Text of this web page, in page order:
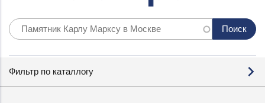
по
Фильтр по каталлогу